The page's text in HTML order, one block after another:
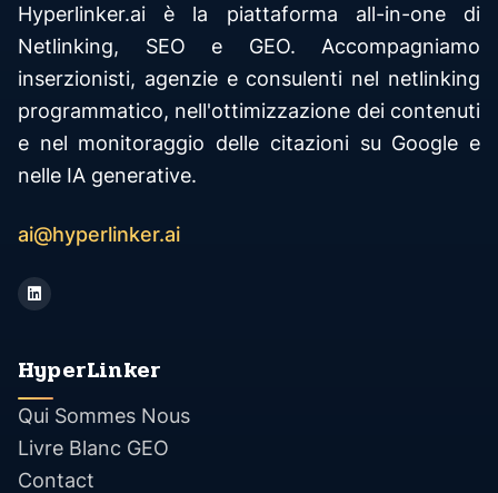
Hyperlinker.ai è la piattaforma all-in-one di
Netlinking, SEO e GEO. Accompagniamo
inserzionisti, agenzie e consulenti nel netlinking
programmatico, nell'ottimizzazione dei contenuti
e nel monitoraggio delle citazioni su Google e
nelle IA generative.
ai@hyperlinker.ai
HyperLinker
Qui Sommes Nous
Livre Blanc GEO
Contact